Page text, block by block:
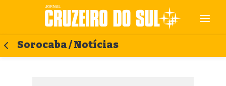
Sorocaba / Notícias